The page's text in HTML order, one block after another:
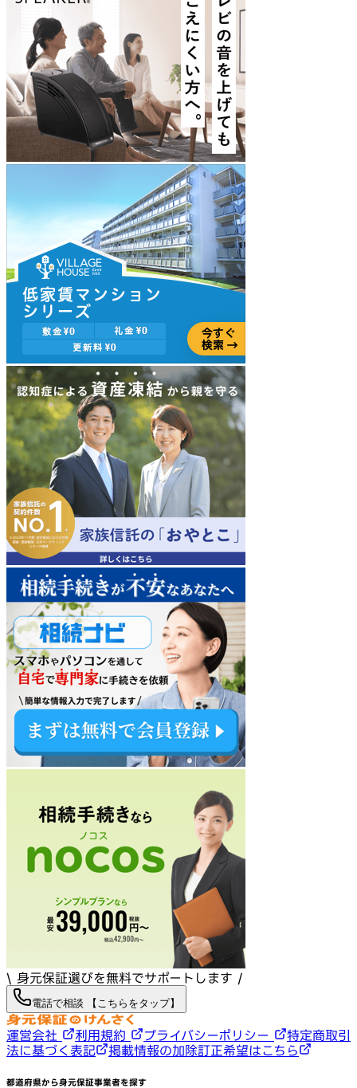
\ 身元保証選びを無料でサポートします /
電話で相談 【こちらをタップ】
運営会社 利用規約 プライバシーポリシー
特定商取引
法に基づく表記
掲載情報の加除訂正希望はこちら
都道府県から身元保証事業者を探す